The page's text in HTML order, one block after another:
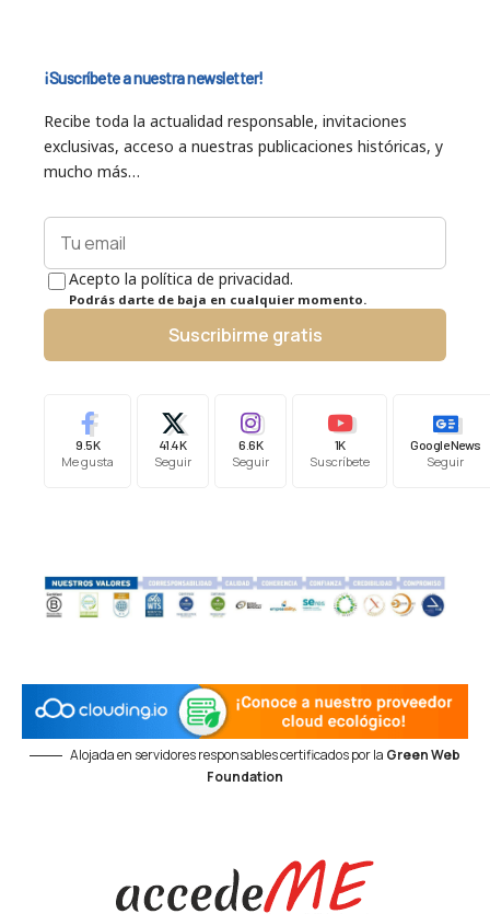
¡Suscríbete a nuestra newsletter!
Recibe toda la actualidad responsable, invitaciones
exclusivas, acceso a nuestras publicaciones históricas, y
mucho más…
Acepto la política de privacidad.
Podrás darte de baja en cualquier momento.
Suscribirme gratis
9.5K
Me gusta
41.4K
Seguir
6.6K
Seguir
1K
Suscríbete
Google News
Seguir
Alojada en servidores responsables certificados por la Green Web
Foundation